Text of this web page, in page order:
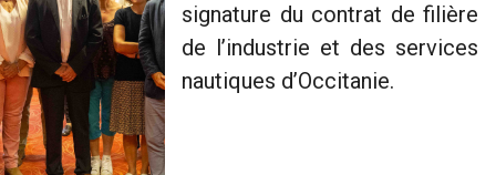
signature du contrat de filière
de l’industrie et des services
nautiques d’Occitanie.